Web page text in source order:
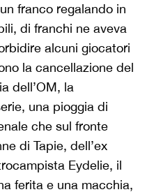
franco regalando in
di franchi ne aveva
alcuni giocatori
la cancellazione del
dell’OM, la
una pioggia di
che sul fronte
di Tapie, dell’ex
Eydelie, il
ferita e una macchia,